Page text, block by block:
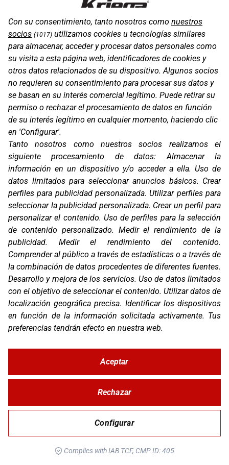
OS-RACK LOOPS
OS-RACK LOOPS KTM
OS-BASE KTM 1050/1090/1190/1290
Con su consentimiento, tanto nosotros como nuestros
socios (1017) utilizamos cookies u tecnologías similares
para almacenar, acceder y procesar datos personales como
su visita a esta página web, identificadores de cookies y
otros datos relacionados de su dispositivo. Algunos socios
no requieren su consentimiento para procesar sus datos y
se basan en su interés comercial legítimo. Puede retirar su
permiso o rechazar el procesamiento de datos en función
de su interés legítimo en cualquier momento, haciendo clic
en 'Configurar'.
Tanto nosotros como nuestros socios realizamos el
siguiente procesamiento de datos:Almacenar la
información en un dispositivo y/o acceder a ella. Uso de
datos limitados para seleccionar anuncios básicos. Crear
perfiles para publicidad personalizada.Utilizar perfiles para
seleccionar la publicidad personalizada. Crear un perfil para
personalizar el contenido. Uso de perfiles para la selección
de contenido personalizado. Medir el rendimiento de la
publicidad. Medir el rendimiento del contenido.
Comprender al público a través de estadísticas o a través de
la combinación de datos procedentes de diferentes fuentes.
Desarrollo y mejora de los servicios.Uso de datos limitados
con el objetivo de seleccionar el contenido. Utilizar datos de
localización geográfica precisa. Identificar los dispositivos
en función de la información solicitada activamente. Tus
preferencias tendrán efecto en nuestra web.
Configurar
Rechazar
Aceptar
Complies with IAB TCF, CMP ID: 405